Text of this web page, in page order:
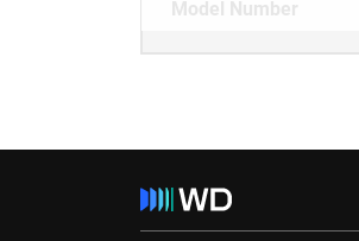
Model Number